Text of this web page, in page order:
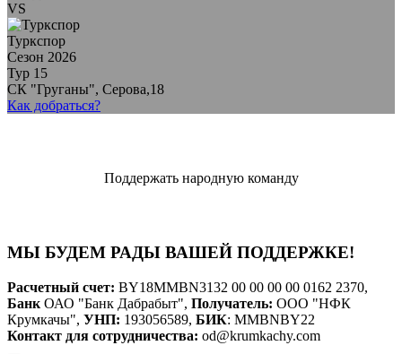
VS
Туркспор
Сезон 2026
Тур 15
СК "Груганы", Серова,18
Как добраться?
Поддержать народную команду
МЫ БУДЕМ РАДЫ ВАШЕЙ ПОДДЕРЖКЕ!
Расчетный счет: BY18MMBN3132 00 00 00 00 0162 2370,
Банк ОАО "Банк Дабрабыт", Получатель: ООО "НФК
Крумкачы", УНП: 193056589, БИК: MMBNBY22
Контакт для сотрудничества: od@krumkachy.com